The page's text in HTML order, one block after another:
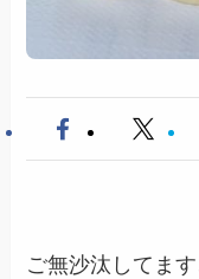
ご無沙汰してま